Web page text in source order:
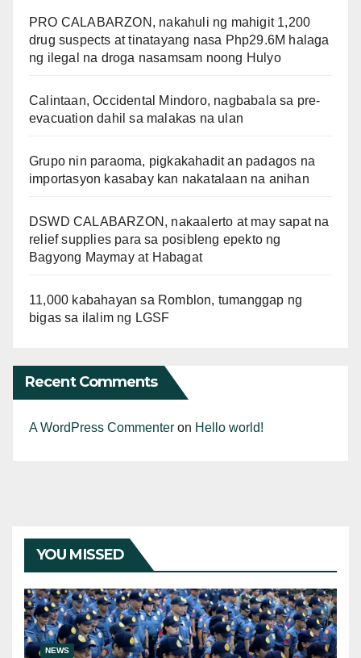
PRO CALABARZON, nakahuli ng mahigit 1,200
drug suspects at tinatayang nasa Php29.6M halaga
ng ilegal na droga nasamsam noong Hulyo
Calintaan, Occidental Mindoro, nagbabala sa pre-
evacuation dahil sa malakas na ulan
Grupo nin paraoma, pigkakahadit an padagos na
importasyon kasabay kan nakatalaan na anihan
DSWD CALABARZON, nakaalerto at may sapat na
relief supplies para sa posibleng epekto ng
Bagyong Maymay at Habagat
11,000 kabahayan sa Romblon, tumanggap ng
bigas sa ilalim ng LGSF
Recent Comments
A WordPress Commenter on Hello world!
YOU MISSED
NEWS